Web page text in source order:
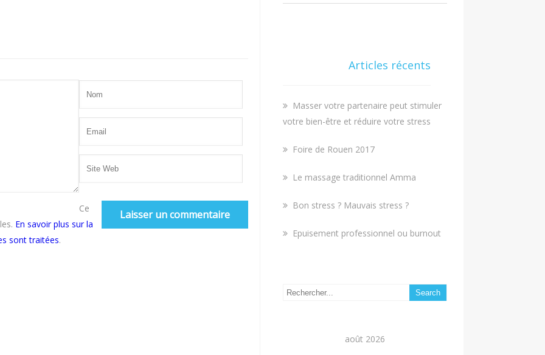
Ce
En savoir plus sur la
sont traitées.
Articles récents
Masser votre partenaire peut stimuler
votre bien-être et réduire votre stress
Foire de Rouen 2017
Le massage traditionnel Amma
Bon stress ? Mauvais stress ?
Epuisement professionnel ou burnout
août 2026